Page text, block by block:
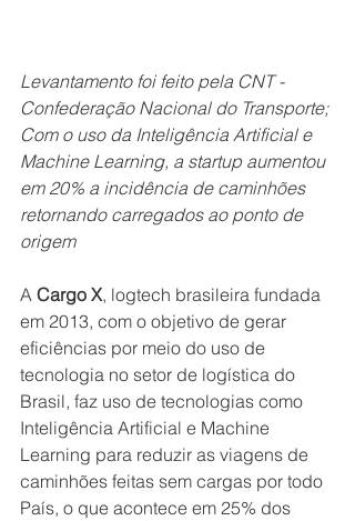
Levantamento foi feito pela CNT -
Confederação Nacional do Transporte;
Com o uso da Inteligência Artificial e
Machine Learning, a startup aumentou
em 20% a incidência de caminhões
retornando carregados ao ponto de
origem
A Cargo X, logtech brasileira fundada
em 2013, com o objetivo de gerar
eficiências por meio do uso de
tecnologia no setor de logística do
Brasil, faz uso de tecnologias como
Inteligência Artificial e Machine
Learning para reduzir as viagens de
caminhões feitas sem cargas por todo
País, o que acontece em 25% dos